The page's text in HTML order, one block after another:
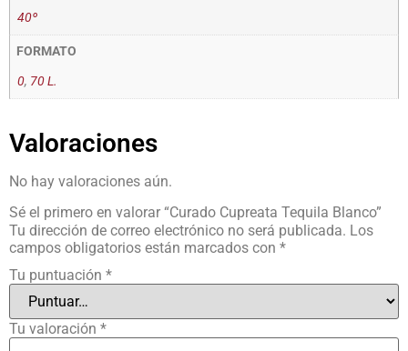
40º
FORMATO
0, 70 L.
Valoraciones
No hay valoraciones aún.
Sé el primero en valorar “Curado Cupreata Tequila Blanco”
Tu dirección de correo electrónico no será publicada. Los
campos obligatorios están marcados con *
Tu puntuación *
Tu valoración *